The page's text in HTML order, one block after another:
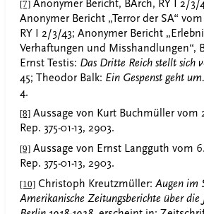
[7] Anonymer Bericht, BArch, RY I 2/3/
Anonymer Bericht „Terror der SA“ vom
RY I 2/3/43; Anonymer Bericht
Verhaftungen und Misshandlungen“,
Ernst Testis: Das Dritte Reich stellt sich
45; Theodor Balk: Ein Gespenst geht
4.
[8] Aussage von Kurt Buchmüller vom
Rep. 375-01-13, 2903.
[9] Aussage von Ernst Langguth vom
Rep. 375-01-13, 2903.
[10] Christoph Kreutzmüller: Augen im
Amerikanische Zeitungsberichte über die